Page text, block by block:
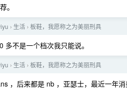
。
› 生活 › 板鞋，我愿称之为美丽刑具
多不是一个档次我只能说。
› 生活 › 板鞋，我愿称之为美丽刑具
，后来都是 nb ，亚瑟士，最近一年